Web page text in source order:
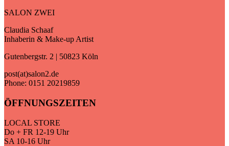
SALON ZWEI
Claudia Schaaf
Inhaberin & Make-up Artist
Gutenbergstr. 2 | 50823 Köln
post(at)salon2.de
Phone: 0151 20219859
ÖFFNUNGSZEITEN
LOCAL STORE
Do + FR 12-19 Uhr
SA 10-16 Uhr